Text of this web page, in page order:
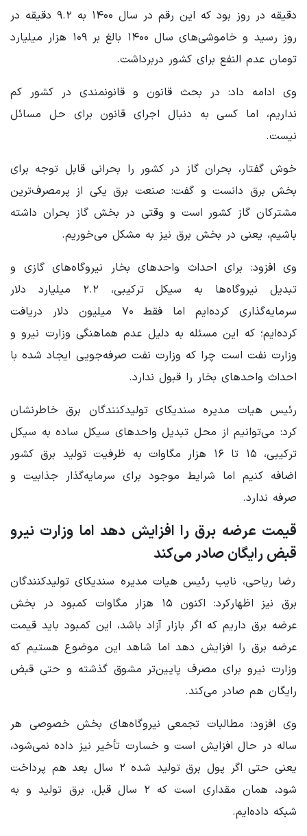
دقیقه در روز بود که این رقم در سال ۱۴۰۰ به ۹.۲ دقیقه در
روز رسید و خاموشی‌های سال ۱۴۰۰ بالغ بر ۱۰۹ هزار میلیارد
تومان عدم النفع برای کشور دربرداشت.
وی ادامه داد: در بحث قانون و قانونمندی در کشور کم
نداریم، اما کسی به دنبال اجرای قانون برای حل مسائل
نیست.
خوش گفتار، بحران گاز در کشور را بحرانی قابل توجه برای
بخش برق دانست و گفت: صنعت برق یکی از پرمصرف‌ترین
مشترکان گاز کشور است و وقتی در بخش گاز بحران داشته
باشیم، یعنی در بخش برق نیز به مشکل می‌خوریم.
وی افزود: برای احداث واحدهای بخار نیروگاه‌های گازی و
تبدیل نیروگاه‌ها به سیکل ترکیبی، ۲.۲ میلیارد دلار
سرمایه‌گذاری کرده‌ایم اما فقط ۷۰ میلیون دلار دریافت
کرده‌ایم؛ که این مسئله به دلیل عدم هماهنگی وزارت نیرو و
وزارت نفت است چرا که وزارت نفت صرفه‌جویی ایجاد شده با
احداث واحدهای بخار را قبول ندارد.
رئیس هیات مدیره سندیکای تولیدکنندگان برق خاطرنشان
کرد: می‌توانیم از محل تبدیل واحدهای سیکل ساده به سیکل
ترکیبی، ۱۵ تا ۱۶ هزار مگاوات به ظرفیت تولید برق کشور
اضافه کنیم اما شرایط موجود برای سرمایه‌گذار جذابیت و
صرفه ندارد.
قیمت عرضه برق را افزایش دهد اما وزارت نیرو
قبض رایگان صادر می‌کند
رضا ریاحی، نایب رئیس هیات مدیره سندیکای تولیدکنندگان
برق نیز اظهارکرد: اکنون ۱۵ هزار مگاوات کمبود در بخش
عرضه برق داریم که اگر بازار آزاد باشد، این کمبود باید قیمت
عرضه برق را افزایش دهد اما شاهد این موضوع هستیم که
وزارت نیرو برای مصرف پایین‌تر مشوق گذشته و حتی قبض
رایگان هم صادر می‌کند.
وی افزود: مطالبات تجمعی نیروگاه‌های بخش خصوصی هر
ساله در حال افزایش است و خسارت تأخیر نیز داده نمی‌شود،
یعنی حتی اگر پول برق تولید شده ۲ سال بعد هم پرداخت
شود، همان مقداری است که ۲ سال قبل، برق تولید و به
شبکه داده‌ایم.